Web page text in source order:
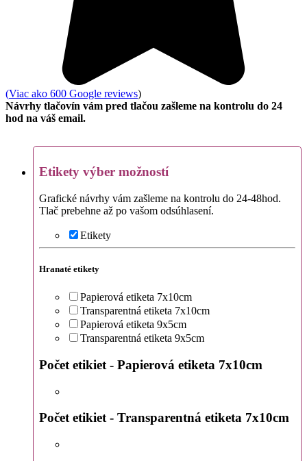
(Viac ako 600 Google reviews)
Návrhy tlačovín vám pred tlačou zašleme na kontrolu do 24
hod na váš email.
Etikety výber možností
Grafické návrhy vám zašleme na kontrolu do 24-48hod.
Tlač prebehne až po vašom odsúhlasení.
Etikety
Hranaté etikety
Papierová etiketa 7x10cm
Transparentná etiketa 7x10cm
Papierová etiketa 9x5cm
Transparentná etiketa 9x5cm
Počet etikiet - Papierová etiketa 7x10cm
Počet etikiet - Transparentná etiketa 7x10cm